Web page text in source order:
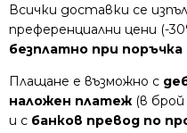
Всички доставки се
преференциални цени (-
безплатно при поръчка
Плащане е възможно с
наложен платеж (в
и с банков превод по